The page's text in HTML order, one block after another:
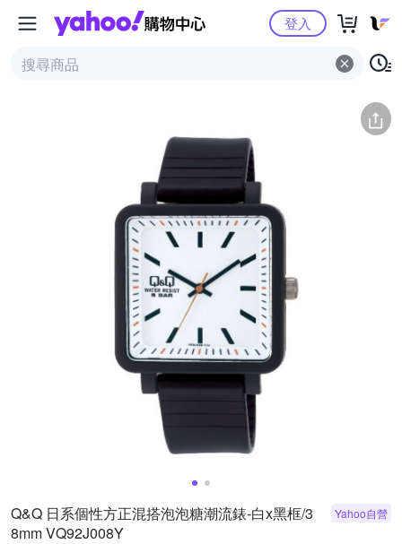
Yahoo購物中心
登入
簡介 評價 (0) 猜你喜歡
Q&Q 日系個性方正混搭泡泡糖潮流錶-白x黑框/3
8mm VQ92J008Y
Yahoo自營